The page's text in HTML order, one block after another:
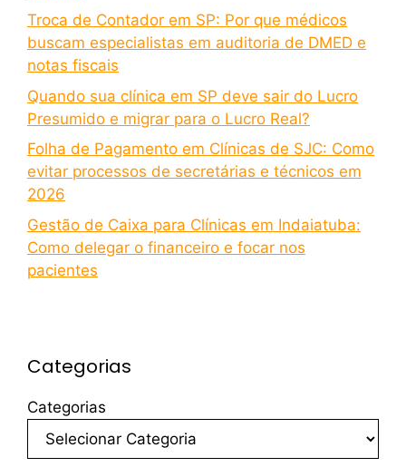
Troca de Contador em SP: Por que médicos
buscam especialistas em auditoria de DMED e
notas fiscais
Quando sua clínica em SP deve sair do Lucro
Presumido e migrar para o Lucro Real?
Folha de Pagamento em Clínicas de SJC: Como
evitar processos de secretárias e técnicos em
2026
Gestão de Caixa para Clínicas em Indaiatuba:
Como delegar o financeiro e focar nos
pacientes
Categorias
Categorias